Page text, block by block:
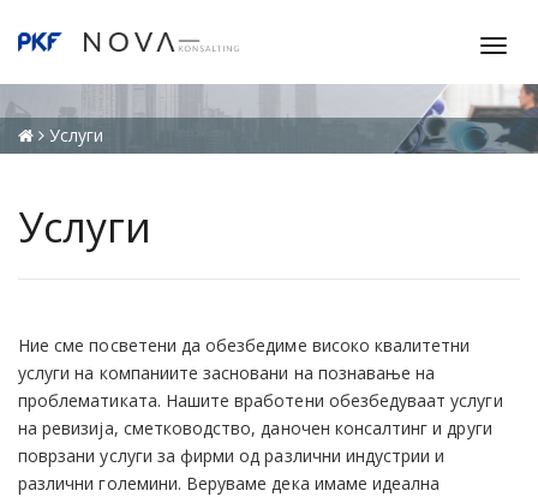
T
g
g
l
i
Услуги
Услуги
Ние сме посветени да обезбедиме високо квалитетни
услуги на компаниите засновани на познавање на
проблематиката. Нашите вработени обезбедуваат услуги
на ревизија, сметководство, даночен консалтинг и други
поврзани услуги за фирми од различни индустрии и
различни големини. Веруваме дека имаме идеална